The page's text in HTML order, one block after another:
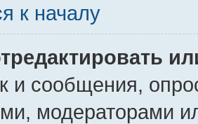
к началу
и сообщения,
модераторами